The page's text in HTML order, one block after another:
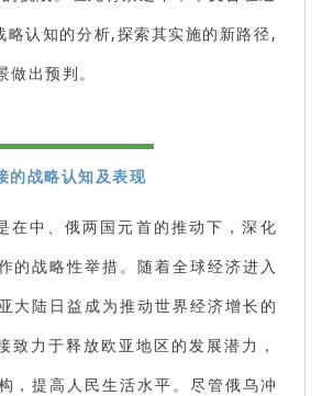
略认知的分析,探索其实施的新路径,
出预判。
的战略认知及表现
在中、俄两国元首的推动下，深化
的战略性举措。随着全球经济进入
大陆日益成为推动世界经济增长的
致力于释放欧亚地区的发展潜力，
，提高人民生活水平。尽管俄乌冲